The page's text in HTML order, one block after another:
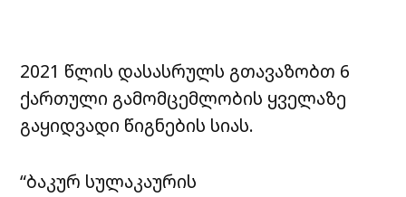
2021 წლის დასასრულს გთავაზობთ 6
ქართული გამომცემლობის ყველაზე
გაყიდვადი წიგნების სიას.
“ბაკურ სულაკაურის